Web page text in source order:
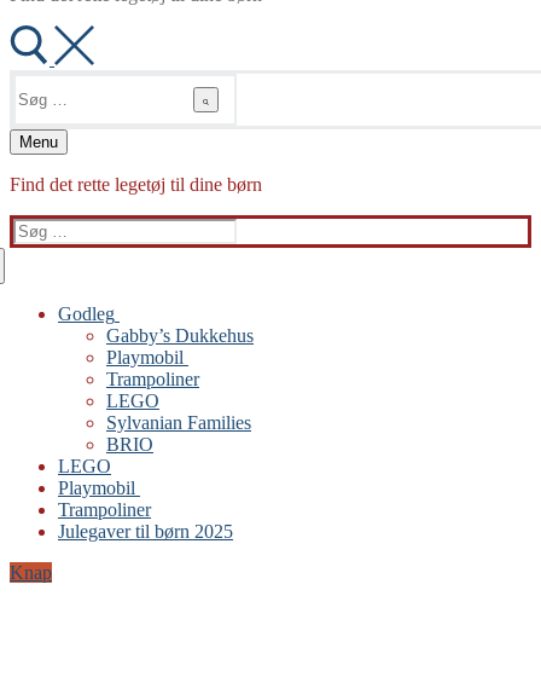
efter:
Menu
Find det rette legetøj til dine børn
Søg
efter:
Godleg
Gabby’s Dukkehus
Playmobil
Trampoliner
LEGO
Sylvanian Families
BRIO
LEGO
Playmobil
Trampoliner
Julegaver til børn 2025
Knap